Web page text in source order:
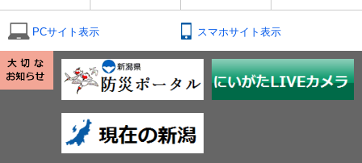
PCサイト表示 スマホサイト表示